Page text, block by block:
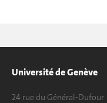
Université de Genève
24 rue du Général-Dufour